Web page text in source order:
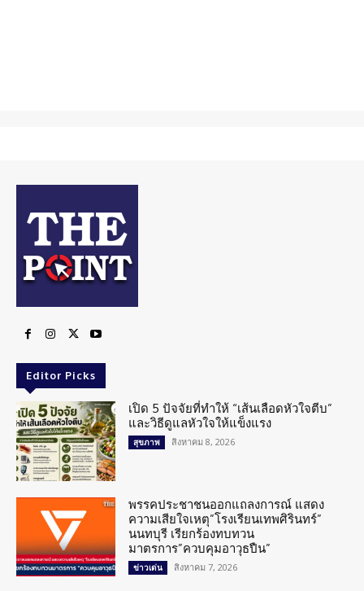
Editor Picks
เปิด 5 ปัจจัยที่ทำให้ “เส้นเลือดหัวใจตีบ”
และวิธีดูแลหัวใจให้แข็งแรง
สุขภาพ สิงหาคม 8, 2026
พรรคประชาชนออกแถลงการณ์ แสดง
ความเสียใจเหตุ”โรงเรียนเทพศิรินทร์”
นนทบุรี เรียกร้องทบทวน
มาตรการ”ควบคุมอาวุธปืน”
ข่าวเด่น สิงหาคม 7, 2026